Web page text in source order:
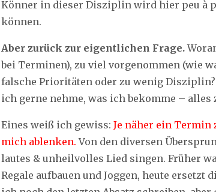
Könner in dieser Disziplin wird hier peu à
können.
Aber zurück zur eigentlichen Frage.
bei Terminen), zu viel vorgenommen (wie
falsche Prioritäten oder zu wenig
ich gerne nehme, was ich bekomme – alles
Eines weiß ich gewiss: Je näher ein Termin
mich ablenken. Von den diversen
lautes & unheilvolles Lied singen. Früher
Regale aufbauen und Joggen, heute